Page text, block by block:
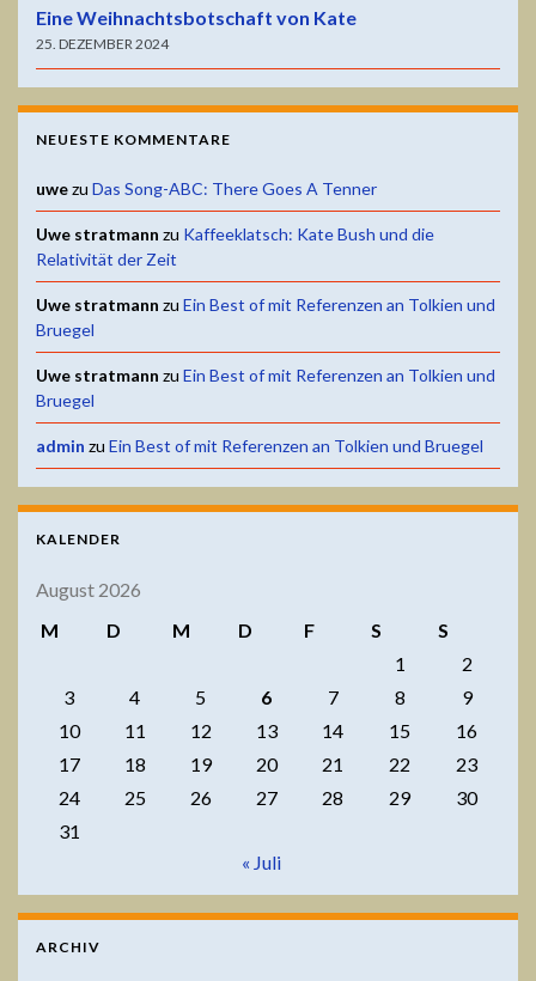
Eine Weihnachtsbotschaft von Kate
25. DEZEMBER 2024
NEUESTE KOMMENTARE
uwezu Das Song-ABC: There Goes A Tenner
Uwe stratmann zu Kaffeeklatsch: Kate Bush und die
Relativität der Zeit
Uwe stratmann zu Ein Best of mit Referenzen an Tolkien und
Bruegel
Uwe stratmann zu Ein Best of mit Referenzen an Tolkien und
Bruegel
admin zu Ein Best of mit Referenzen an Tolkien und Bruegel
KALENDER
August 2026
M
D M D F S
S
1
2
3
4 5 6 7 8
9
10
11 12 13 14 15
16
17
18 19 20 21 22
23
24
25 26 27 28 29
30
31
« Juli
ARCHIV